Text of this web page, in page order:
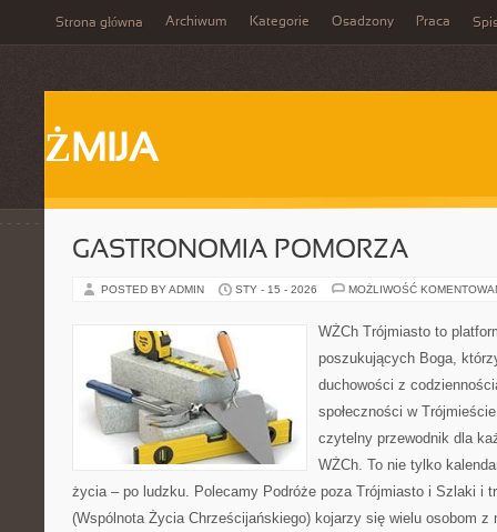
Strona główna Archiwum Kategorie Osadzony Praca
ŻMIJA
GASTRONOMIA POMORZA
POSTED BY ADMIN STY - 15 - 2026 MOŻLIWOŚĆ
WŻCh Trójmiasto to
poszukujących Boga,
duchowości z
społeczności w
czytelny przewodnik dla
WŻCh. To nie tylko
życia – po ludzku. Polecamy Podróże poza Trójmiasto i Szlaki i
(Wspólnota Życia Chrześcijańskiego) kojarzy się wielu osobom z